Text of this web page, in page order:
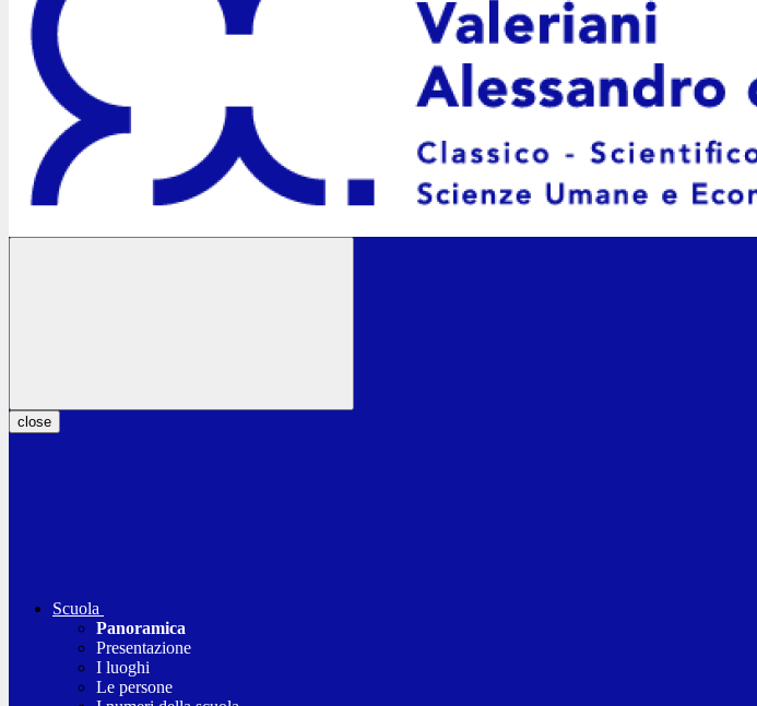
close
Scuola
Panoramica
Presentazione
I luoghi
Le persone